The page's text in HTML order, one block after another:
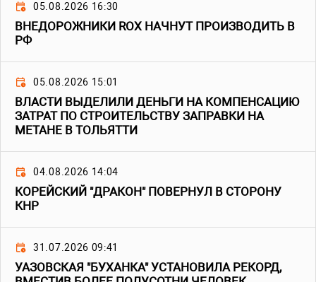
05.08.2026 16:30
ВНЕДОРОЖНИКИ ROX НАЧНУТ ПРОИЗВОДИТЬ В
РФ
05.08.2026 15:01
ВЛАСТИ ВЫДЕЛИЛИ ДЕНЬГИ НА КОМПЕНСАЦИЮ
ЗАТРАТ ПО СТРОИТЕЛЬСТВУ ЗАПРАВКИ НА
МЕТАНЕ В ТОЛЬЯТТИ
04.08.2026 14:04
КОРЕЙСКИЙ "ДРАКОН" ПОВЕРНУЛ В СТОРОНУ
КНР
31.07.2026 09:41
УАЗОВСКАЯ "БУХАНКА" УСТАНОВИЛА РЕКОРД,